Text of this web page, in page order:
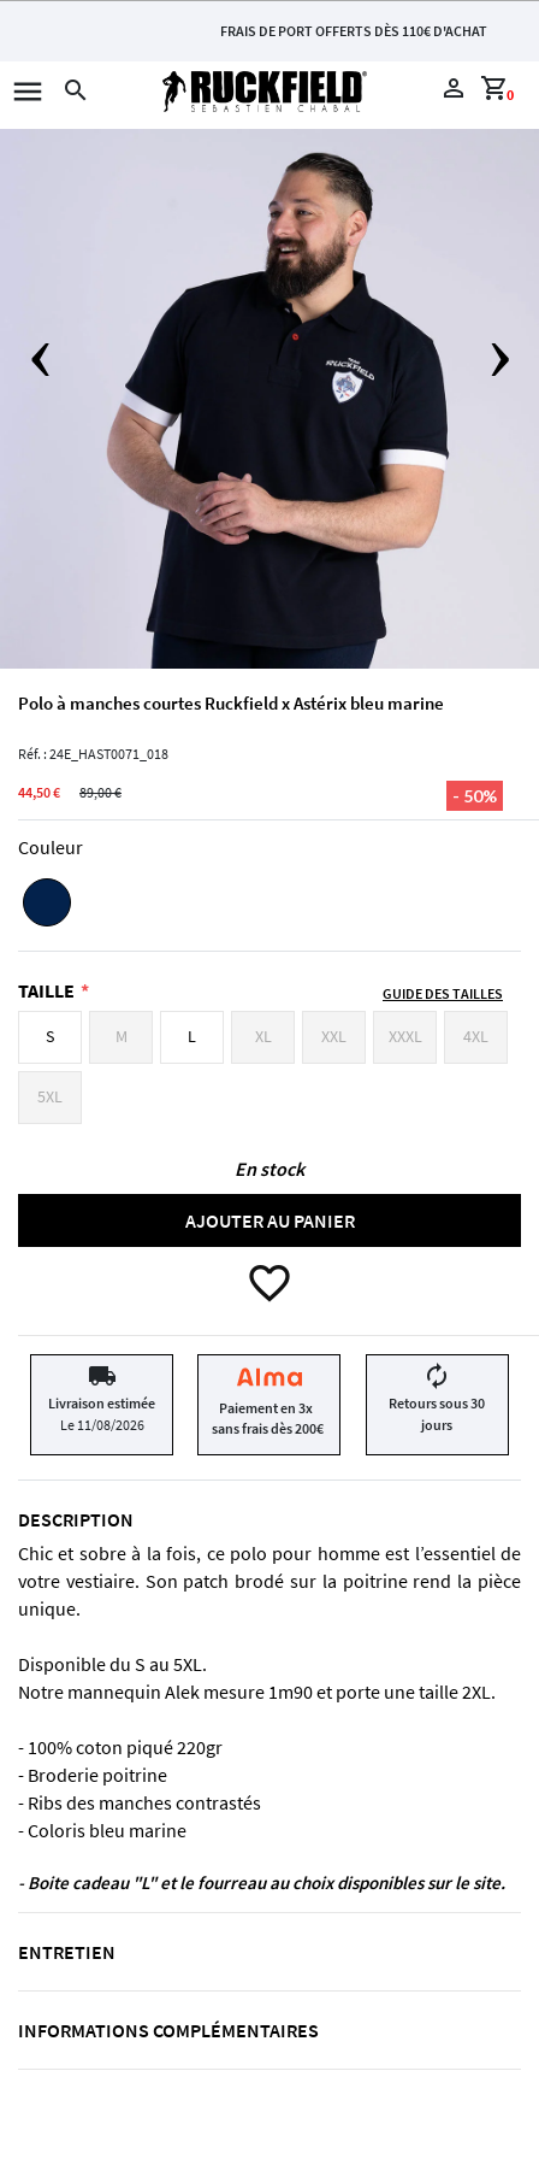
FRAIS DE PORT OFFERTS DÈS 110€ D'ACHAT
menu search perm_identity 0
shopping_cart
Polo à manches courtes Ruckfield x Astérix bleu marine
Réf. : 24E_HAST0071_018
- 50%
44,50 € 89,00 €
Couleur
TAILLE GUIDE DES TAILLES
S M L XL XXL XXXL 4XL
5XL
En stock
AJOUTER AU PANIER
favorite_border
local_shipping
Livraison estimée
Le 11/08/2026
Paiement en 3x
sans frais dès 200€
autorenew
Retours sous 30
jours
DESCRIPTION
Chic et sobre à la fois, ce polo pour homme est l’essentiel de
votre vestiaire. Son patch brodé sur la poitrine rend la pièce
unique.
Disponible du S au 5XL.
Notre mannequin Alek mesure 1m90 et porte une taille 2XL.
- 100% coton piqué 220gr
- Broderie poitrine
- Ribs des manches contrastés
- Coloris bleu marine
- Boite cadeau "L" et le fourreau au choix disponibles sur le site.
ENTRETIEN
INFORMATIONS COMPLÉMENTAIRES